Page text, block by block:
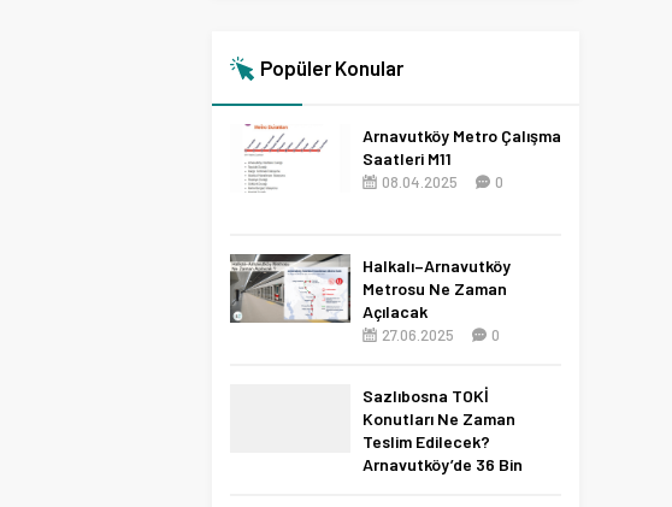
Popüler Konular
Arnavutköy Metro Çalışma
Saatleri M11
08.04.2025 0
Halkalı–Arnavutköy
Metrosu Ne Zaman
Açılacak
27.06.2025 0
Sazlıbosna TOKİ
Konutları Ne Zaman
Teslim Edilecek?
Arnavutköy’de 36 Bin